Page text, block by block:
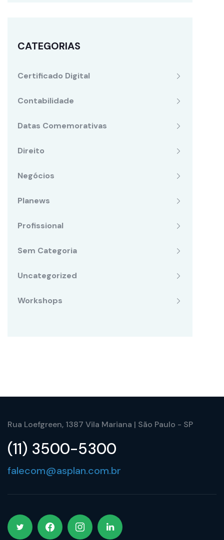
CATEGORIAS
Certificado Digital
Contabilidade
Datas Comemorativas
Direito
Negócios
Planews
Profissional
Sem Categoria
Uncategorized
Workshops
Rua Loefgreen, 1387 Vila Mariana | São Paulo - SP
(11) 3500-5300
falecom@asplan.com.br